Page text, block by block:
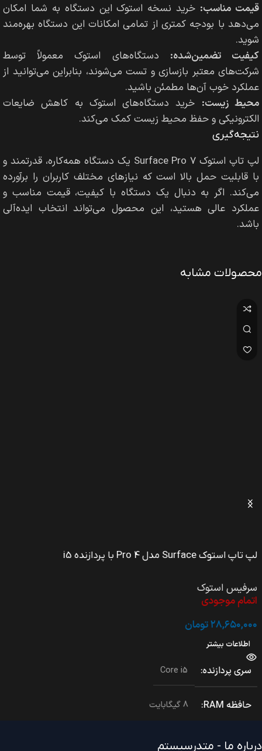
قیمت مناسب: خرید نسخه استوک این دستگاه به شما امکان
می‌دهد با بودجه کمتری از تمامی امکانات این دستگاه بهره‌مند
شوید.
کیفیت تضمین‌شده: دستگاه‌های استوک معمولاً توسط
شرکت‌های معتبر بازسازی و تست می‌شوند، بنابراین می‌توانید از
عملکرد خوب آن‌ها مطمئن باشید.
محیط زیست: خرید دستگاه‌های استوک به کاهش ضایعات
الکترونیکی و حفظ محیط زیست کمک می‌کند.
نتیجه‌گیری
لپ تاپ استوک Surface Pro 7 یک دستگاه همه‌کاره، قدرتمند و
با قابلیت حمل بالا است که نیازهای مختلف کاربران را برآورده
می‌کند. اگر به دنبال یک دستگاه با کیفیت، قیمت مناسب و
عملکرد عالی هستید، این محصول می‌تواند انتخاب ایده‌آلی
باشد.
محصولات مشابه
لپ تاپ استوک Surface مدل Pro 4 با پردازنده i5
سرفیس استوک
اتمام موجودی
۲۸,۶۵۰,۰۰۰ تومان
اطلاعات بیشتر
سری پردازنده Core i5
حافظه RAM 8 گیگابایت
حافظه داخلی
درباره ما - متدرسیستم